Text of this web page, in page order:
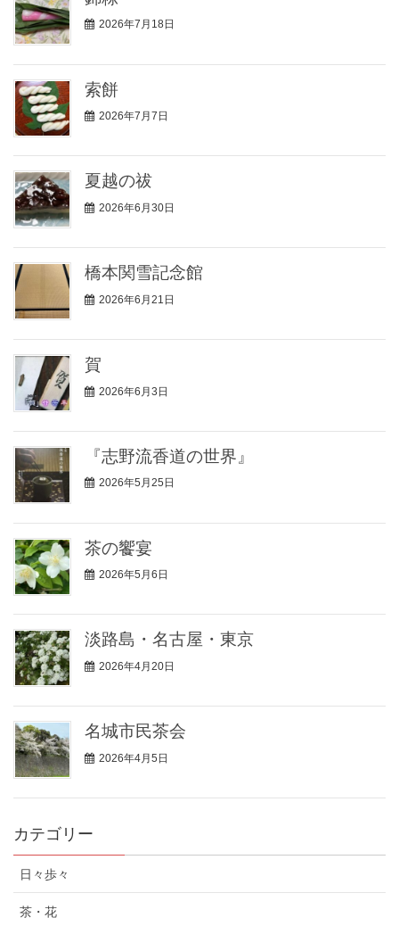
2026年7月18日
索餅
2026年7月7日
夏越の祓
2026年6月30日
橋本関雪記念館
2026年6月21日
賀
2026年6月3日
『志野流香道の世界』
2026年5月25日
茶の饗宴
2026年5月6日
淡路島・名古屋・東京
2026年4月20日
名城市民茶会
2026年4月5日
カテゴリー
日々歩々
茶・花